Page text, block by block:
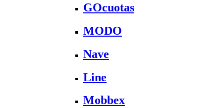
GOcuotas
MODO
Nave
Line
Mobbex